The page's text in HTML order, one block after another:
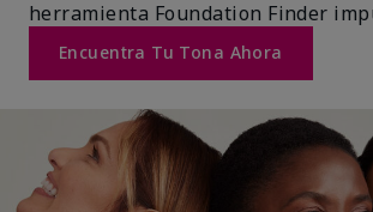
herramienta Foundation Finder
Encuentra Tu Tona Ahora